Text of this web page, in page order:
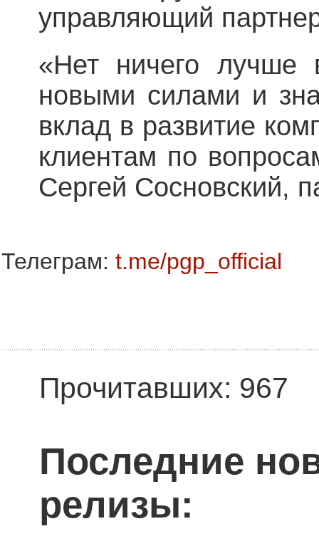
управляющий
«Нет ничего лучше
новыми силами и
вклад в развитие
клиентам по
Сергей Сосновский,
Телеграм: t.me/pgp_official
Прочитавших: 967
Последние
релизы: